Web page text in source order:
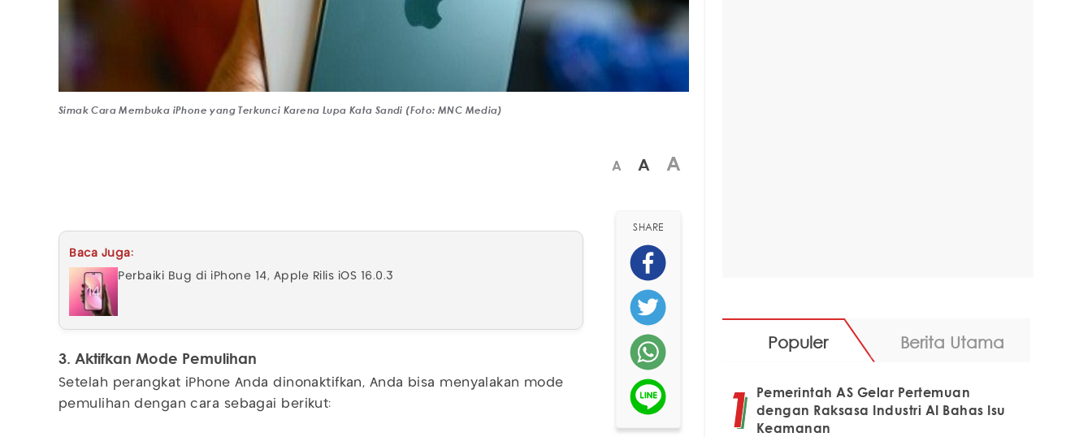
Simak Cara Membuka iPhone yang Terkunci Karena Lupa Kata Sandi (Foto: MNC Media)
A A A
Baca Juga:
Perbaiki Bug di iPhone 14, Apple Rilis iOS 16.0.3
3. Aktifkan Mode Pemulihan
Setelah perangkat iPhone Anda dinonaktifkan, Anda bisa menyalakan mode
pemulihan dengan cara sebagai berikut:
SHARE
Populer Berita Utama
Pemerintah AS Gelar Pertemuan
dengan Raksasa Industri AI Bahas Isu
Keamanan